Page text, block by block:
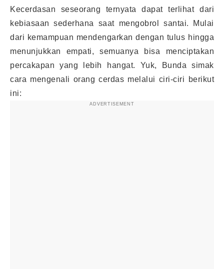
Kecerdasan seseorang ternyata dapat terlihat dari
kebiasaan sederhana saat mengobrol santai. Mulai
dari kemampuan mendengarkan dengan tulus hingga
menunjukkan empati, semuanya bisa menciptakan
percakapan yang lebih hangat. Yuk, Bunda simak
cara mengenali orang cerdas melalui ciri-ciri berikut
ini:
ADVERTISEMENT